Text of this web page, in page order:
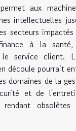
aux
intellectuelles
secteurs
à la santé,
service client.
découle pourrait
domaines de la
et de
obsolètes